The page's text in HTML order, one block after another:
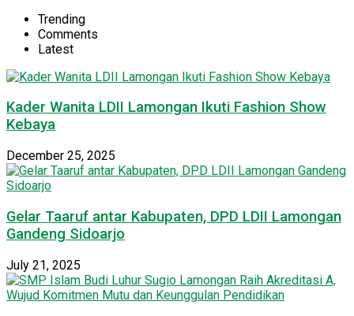
Trending
Comments
Latest
Kader Wanita LDII Lamongan Ikuti Fashion Show
Kebaya
December 25, 2025
Gelar Taaruf antar Kabupaten, DPD LDII Lamongan
Gandeng Sidoarjo
July 21, 2025